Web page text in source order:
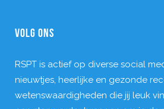
VOLG ONS
RSPT is actief op diverse social
nieuwtjes, heerlijke en gezonde
wetenswaardigheden die jij leuk